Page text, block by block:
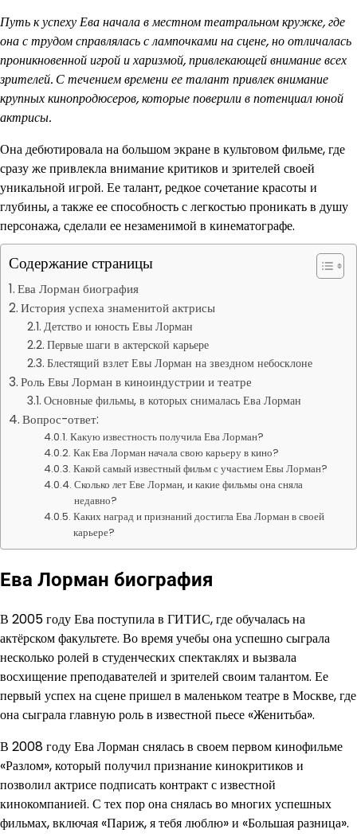
Путь к успеху Ева начала в местном театральном кружке, где
она с трудом справлялась с лампочками на сцене, но отличалась
проникновенной игрой и харизмой, привлекающей внимание всех
зрителей. С течением времени ее талант привлек внимание
крупных кинопродюсеров, которые поверили в потенциал юной
актрисы.
Она дебютировала на большом экране в культовом фильме, где
сразу же привлекла внимание критиков и зрителей своей
уникальной игрой. Ее талант, редкое сочетание красоты и
глубины, а также ее способность с легкостью проникать в душу
персонажа, сделали ее незаменимой в кинематографе.
Содержание страницы
Ева Лорман биография
История успеха знаменитой актрисы
Детство и юность Евы Лорман
Первые шаги в актерской карьере
Блестящий взлет Евы Лорман на звездном небосклоне
Роль Евы Лорман в киноиндустрии и театре
Основные фильмы, в которых снималась Ева Лорман
Вопрос-ответ:
Какую известность получила Ева Лорман?
Как Ева Лорман начала свою карьеру в кино?
Какой самый известный фильм с участием Евы Лорман?
Сколько лет Еве Лорман, и какие фильмы она сняла
недавно?
Каких наград и признаний достигла Ева Лорман в своей
карьере?
Ева Лорман биография
В 2005 году Ева поступила в ГИТИС, где обучалась на
актёрском факультете. Во время учебы она успешно сыграла
несколько ролей в студенческих спектаклях и вызвала
восхищение преподавателей и зрителей своим талантом. Ее
первый успех на сцене пришел в маленьком театре в Москве, где
она сыграла главную роль в известной пьесе «Женитьба».
В 2008 году Ева Лорман снялась в своем первом кинофильме
«Разлом», который получил признание кинокритиков и
позволил актрисе подписать контракт с известной
кинокомпанией. С тех пор она снялась во многих успешных
фильмах, включая «Париж, я тебя люблю» и «Большая разница».